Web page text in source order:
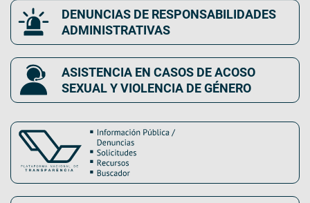
DENUNCIAS DE RESPONSABILIDADES
ADMINISTRATIVAS
ASISTENCIA EN CASOS DE ACOSO
SEXUAL Y VIOLENCIA DE GÉNERO